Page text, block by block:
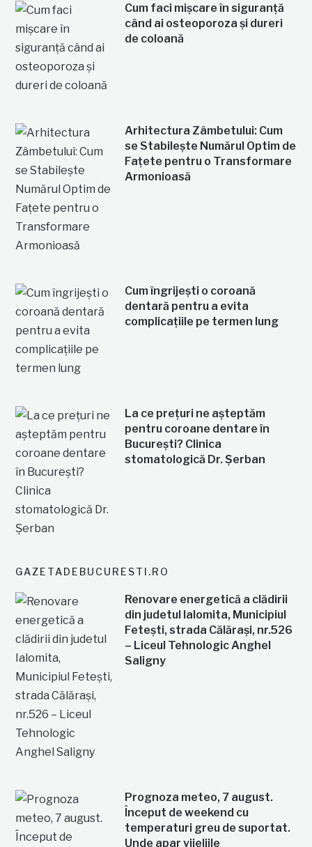
Cum faci mișcare în siguranță
când ai osteoporoza și dureri
de coloană
Arhitectura Zâmbetului: Cum
se Stabilește Numărul Optim de
Fațete pentru o Transformare
Armonioasă
Cum îngrijești o coroană
dentară pentru a evita
complicațiile pe termen lung
La ce prețuri ne așteptăm
pentru coroane dentare în
București? Clinica
stomatologică Dr. Șerban
GAZETADEBUCURESTI.RO
Renovare energetică a clădirii
din judetul Ialomita, Municipiul
Fetești, strada Călărași, nr.526
– Liceul Tehnologic Anghel
Saligny
Prognoza meteo, 7 august.
Început de weekend cu
temperaturi greu de suportat.
Unde apar vijeliile